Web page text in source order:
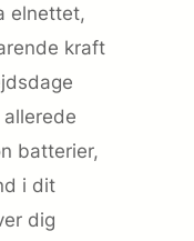
elnettet,
kraft
batterier,
i dit
dig